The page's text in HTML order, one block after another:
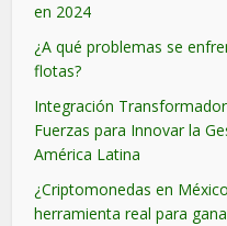
en 2024
¿A qué problemas se
flotas?
Integración
Fuerzas para Innovar la
América Latina
¿Criptomonedas en
herramienta real para